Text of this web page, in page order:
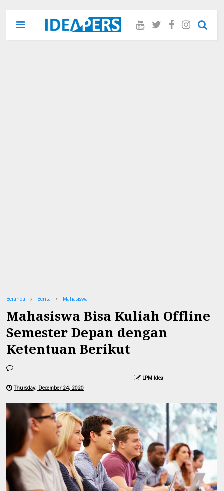
Beranda Berita Mahasiswa
Mahasiswa Bisa Kuliah Offline
Semester Depan dengan
Ketentuan Berikut
LPM Idea
Thursday, December 24, 2020